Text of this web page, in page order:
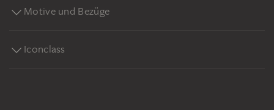
Motive und Bezüge
Iconclass